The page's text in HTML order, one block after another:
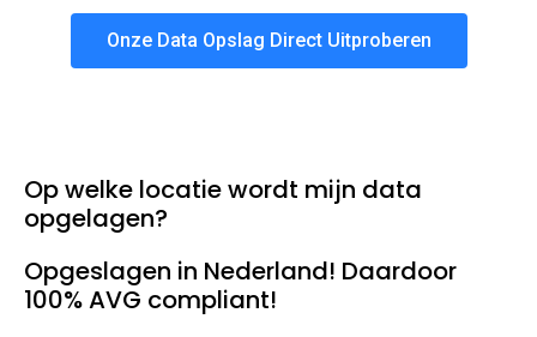
Onze Data Opslag Direct Uitproberen
Op welke locatie wordt mijn data
opgelagen?
Opgeslagen in Nederland! Daardoor
100% AVG compliant!